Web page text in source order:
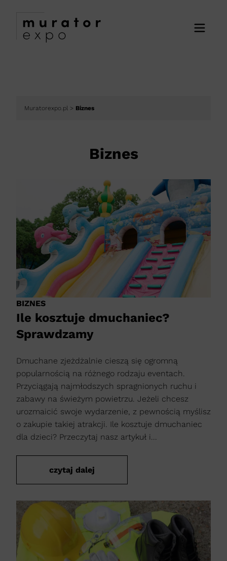
Muratorexpo.pl > Biznes
Biznes
BIZNES
Ile kosztuje dmuchaniec?
Sprawdzamy
Dmuchane zjeżdżalnie cieszą się ogromną
popularnością na różnego rodzaju eventach.
Przyciągają najmłodszych spragnionych ruchu i
zabawy na świeżym powietrzu. Jeżeli chcesz
urozmaicić swoje wydarzenie, z pewnością myślisz
o zakupie takiej atrakcji. Ile kosztuje dmuchaniec
dla dzieci? Przeczytaj nasz artykuł i...
czytaj dalej